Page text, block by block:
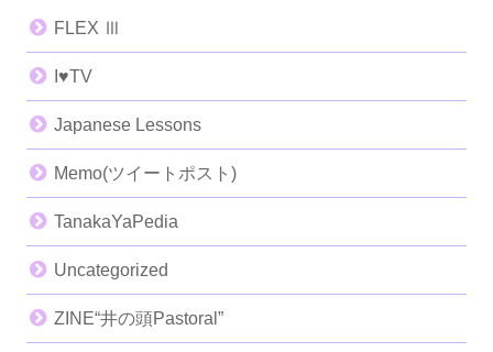
FLEX Ⅲ
I♥️TV
Japanese Lessons
Memo(ツイートポスト)
TanakaYaPedia
Uncategorized
ZINE“井の頭Pastoral”